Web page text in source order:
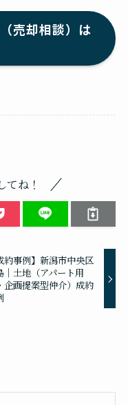
売却相談）は
てね！
約事例】新潟市中央区
｜土地（アパート用
企画提案型仲介）成約